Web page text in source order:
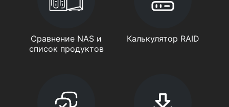
Сравнение NAS и
список продуктов
Калькулятор RAID